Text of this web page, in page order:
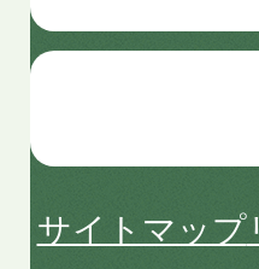
サイトマップ